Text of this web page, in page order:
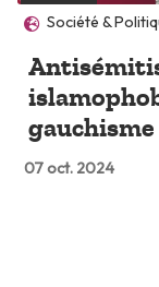
Société &
gauchisme
07 oct. 2024